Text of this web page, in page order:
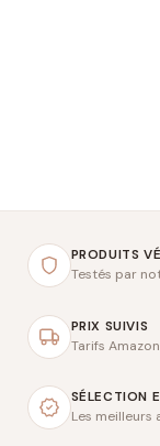
PRODUITS
Testés par
PRIX SUIVIS
Tarifs
SÉLECTION
Les meilleurs